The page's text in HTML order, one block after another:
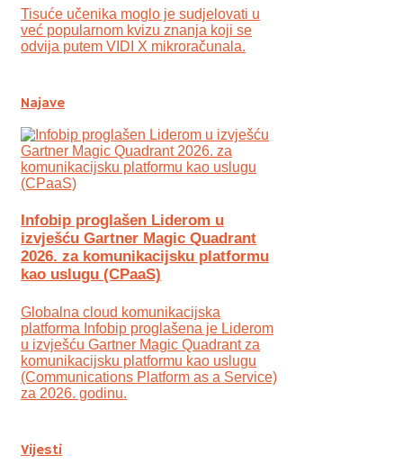
Tisuće učenika moglo je sudjelovati u
već popularnom kvizu znanja koji se
odvija putem VIDI X mikroračunala.
Najave
Infobip proglašen Liderom u
izvješću Gartner Magic Quadrant
2026. za komunikacijsku platformu
kao uslugu (CPaaS)
Globalna cloud komunikacijska
platforma Infobip proglašena je Liderom
u izvješću Gartner Magic Quadrant za
komunikacijsku platformu kao uslugu
(Communications Platform as a Service)
za 2026. godinu.
Vijesti